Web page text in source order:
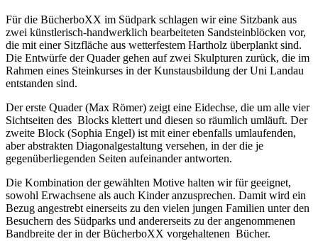
Für die BücherboXX im Südpark schlagen wir eine Sitzbank aus
zwei künstlerisch-handwerklich bearbeiteten Sandsteinblöcken vor,
die mit einer Sitzfläche aus wetterfestem Hartholz überplankt sind.
Die Entwürfe der Quader gehen auf zwei Skulpturen zurück, die im
Rahmen eines Steinkurses in der Kunstausbildung der Uni Landau
entstanden sind.
Der erste Quader (Max Römer) zeigt eine Eidechse, die um alle vier
Sichtseiten des Blocks klettert und diesen so räumlich umläuft. Der
zweite Block (Sophia Engel) ist mit einer ebenfalls umlaufenden,
aber abstrakten Diagonalgestaltung versehen, in der die je
gegenüberliegenden Seiten aufeinander antworten.
Die Kombination der gewählten Motive halten wir für geeignet,
sowohl Erwachsene als auch Kinder anzusprechen. Damit wird ein
Bezug angestrebt einerseits zu den vielen jungen Familien unter den
Besuchern des Südparks und andererseits zu der angenommenen
Bandbreite der in der BücherboXX vorgehaltenen Bücher.